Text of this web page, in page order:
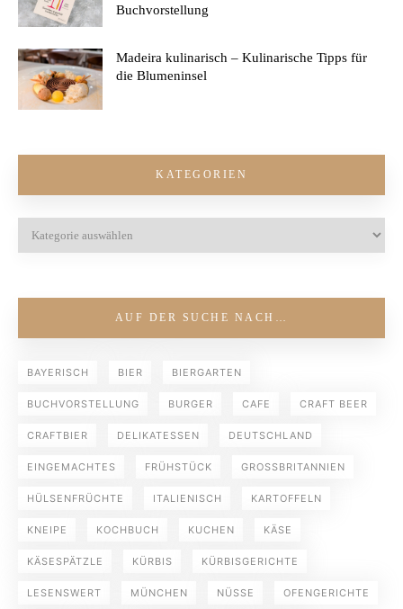
Buchvorstellung
Madeira kulinarisch – Kulinarische Tipps für
die Blumeninsel
KATEGORIEN
AUF DER SUCHE NACH…
BAYERISCH BIER BIERGARTEN
BUCHVORSTELLUNG BURGER CAFE CRAFT BEER
CRAFTBIER DELIKATESSEN DEUTSCHLAND
EINGEMACHTES FRÜHSTÜCK GROSSBRITANNIEN
HÜLSENFRÜCHTE ITALIENISCH KARTOFFELN
KNEIPE KOCHBUCH KUCHEN KÄSE
KÄSESPÄTZLE KÜRBIS KÜRBISGERICHTE
LESENSWERT MÜNCHEN NÜSSE OFENGERICHTE